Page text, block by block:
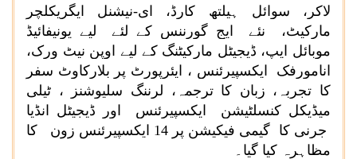
لاکر، سوائل ہیلتھ کارڈ، ای-نیشنل ایگریکلچر
مارکیٹ، نئے ایج گورننس کے لئے لیے یونیفائیڈ
موبائل ایپ، ڈیجیٹل مارکیٹنگ کے لیے اوپن نیٹ ورک،
انامورفک ایکسپیرئنس ، ایئرپورٹ پر بلارکاوٹ سفر
کا تجربہ، زبان کا ترجمہ، لرننگ سلیوشنز ، ٹیلی
میڈیکل کنسلٹیشن ایکسپیرئنس اور ڈیجیٹل انڈیا
جرنی کا گیمی فیکیشن پر 14 ایکسپیرئنس زون کا
مظاہرہ کیا گیا۔